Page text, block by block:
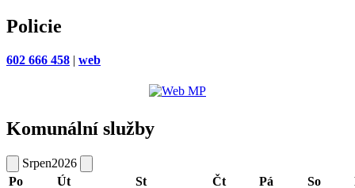
Policie
602 666 458 | web
Komunální služby
Srpen2026
Po
Út St Čt Pá So